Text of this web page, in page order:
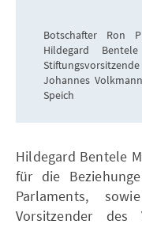
Botschafter Ron
Hildegard
Johannes
Speich
Hildegard Bentele
für die
Parlaments,
Vorsitzender des